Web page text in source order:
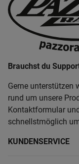
Brauchst du
Gerne unterstützen
rund um unsere
Kontaktformular
schnellstmöglich
KUNDENSERVICE